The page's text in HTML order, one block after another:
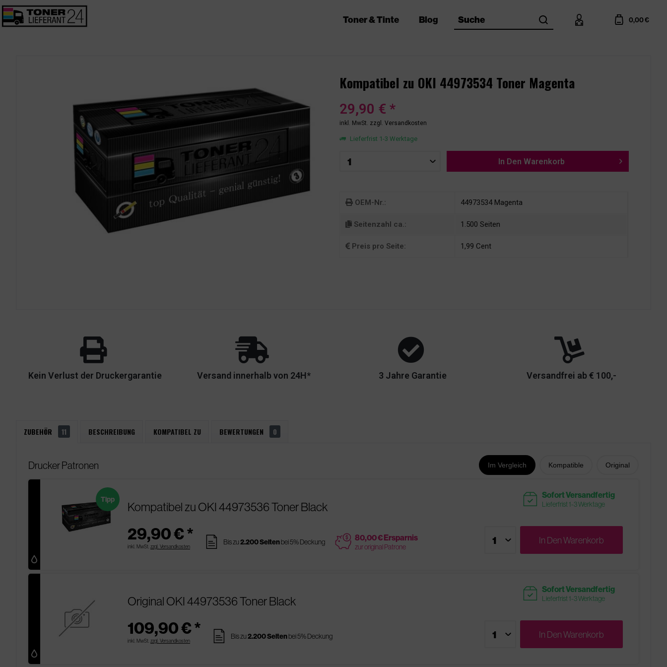
Toner & Tinte Blog Suche search account cart 0,00 €
Kompatibel zu OKI 44973534 Toner Magenta
29,90 € *
inkl. MwSt. zzgl. Versandkosten
Lieferfrist 1-3 Werktage
In Den Warenkorb
OEM-Nr.: 44973534 Magenta
Seitenzahl ca.: 1.500 Seiten
Preis pro Seite: 1,99 Cent
Kein Verlust der Druckergarantie Versand innerhalb von 24H* 3 Jahre Garantie Versandfrei ab € 100,-
ZUBEHÖR 11 BESCHREIBUNG KOMPATIBEL ZU BEWERTUNGEN 0
Im Vergleich Kompatible Original
Drucker Patronen
Kompatibel zu OKI 44973536 Toner Black
29,90 € *
inkl. MwSt. zzgl. Versandkosten
Tipp
pages Bis zu2.200 Seitenbei 5% Deckung price 80,00 € Ersparnis
zur original Patrone
readytoship Sofort Versandfertig
Lieferfrist 1-3 Werktage
In DenWarenkorb
Original OKI 44973536 Toner Black
109,90 € *
inkl. MwSt. zzgl. Versandkosten pages Bis zu2.200 Seitenbei 5% Deckung
readytoship Sofort Versandfertig
Lieferfrist 1-3 Werktage
In DenWarenkorb